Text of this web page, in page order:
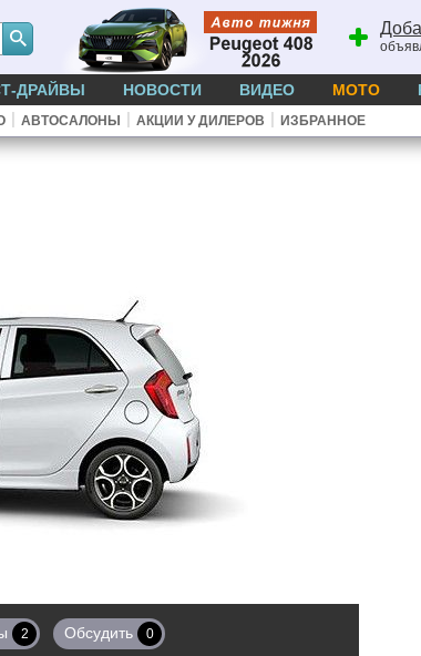
ДРАЙВЫ НОВОСТИ ВИДЕО МОТО
| АВТОСАЛОНЫ | АКЦИИ У ДИЛЕРОВ | ИЗБРАННОЕ
2 Обсудить 0